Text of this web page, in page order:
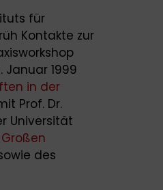
für
Kontakte zur
1999
in der
Prof. Dr.
Universität
Großen
des